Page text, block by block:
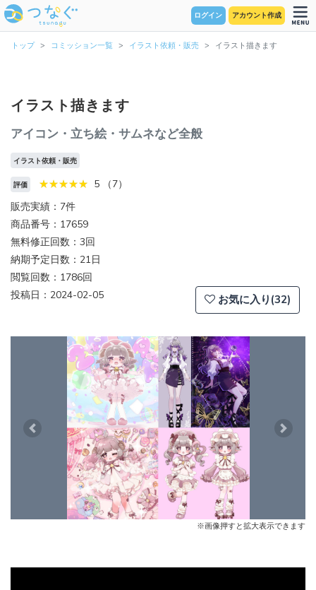
ログイン アカウント作成
トップ コミッション一覧 イラスト依頼・販売 イラスト描きます
イラスト描きます
アイコン・立ち絵・サムネなど全般
イラスト依頼・販売
評価
5 （7）
販売実績：7件
商品番号：17659
無料修正回数：3回
納期予定日数：21日
閲覧回数：1786回
投稿日：2024-02-05
お気に入り(32)
Previous Next
※画像押すと拡大表示できます